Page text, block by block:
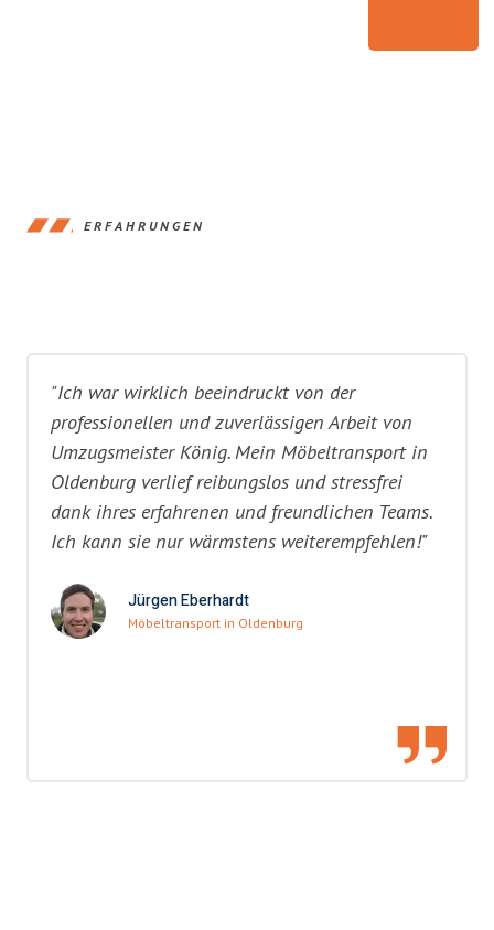
ERFAHRUNGEN
"Ich war wirklich beeindruckt von der
professionellen und zuverlässigen Arbeit von
Umzugsmeister König. Mein Möbeltransport in
Oldenburg verlief reibungslos und stressfrei
dank ihres erfahrenen und freundlichen Teams.
Ich kann sie nur wärmstens weiterempfehlen!"
Jürgen Eberhardt
Möbeltransport in Oldenburg